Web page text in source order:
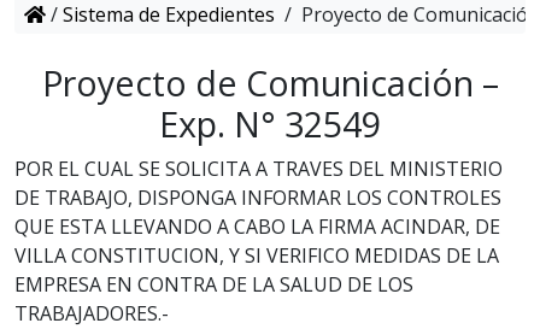
/Sistema de Expedientes / Proyecto de
Proyecto de Comunicación –
Exp. N° 32549
POR EL CUAL SE SOLICITA A TRAVES DEL MINISTERIO
DE TRABAJO, DISPONGA INFORMAR LOS CONTROLES
QUE ESTA LLEVANDO A CABO LA FIRMA ACINDAR, DE
VILLA CONSTITUCION, Y SI VERIFICO MEDIDAS DE LA
EMPRESA EN CONTRA DE LA SALUD DE LOS
TRABAJADORES.-